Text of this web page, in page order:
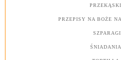
PRZEKĄSKI
PRZEPISY NA BOŻE
SZPARAGI
ŚNIADANIA